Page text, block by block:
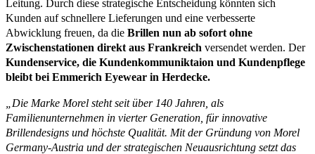
Leitung. Durch diese strategische Entscheidung könnten sich
Kunden auf schnellere Lieferungen und eine verbesserte
Abwicklung freuen, da die Brillen nun ab sofort ohne
Zwischenstationen direkt aus Frankreich versendet werden. Der
Kundenservice, die Kundenkommuniktaion und Kundenpflege
bleibt bei Emmerich Eyewear in Herdecke.
„Die Marke Morel steht seit über 140 Jahren, als
Familienunternehmen in vierter Generation, für innovative
Brillendesigns und höchste Qualität. Mit der Gründung von Morel
Germany-Austria und der strategischen Neuausrichtung setzt das